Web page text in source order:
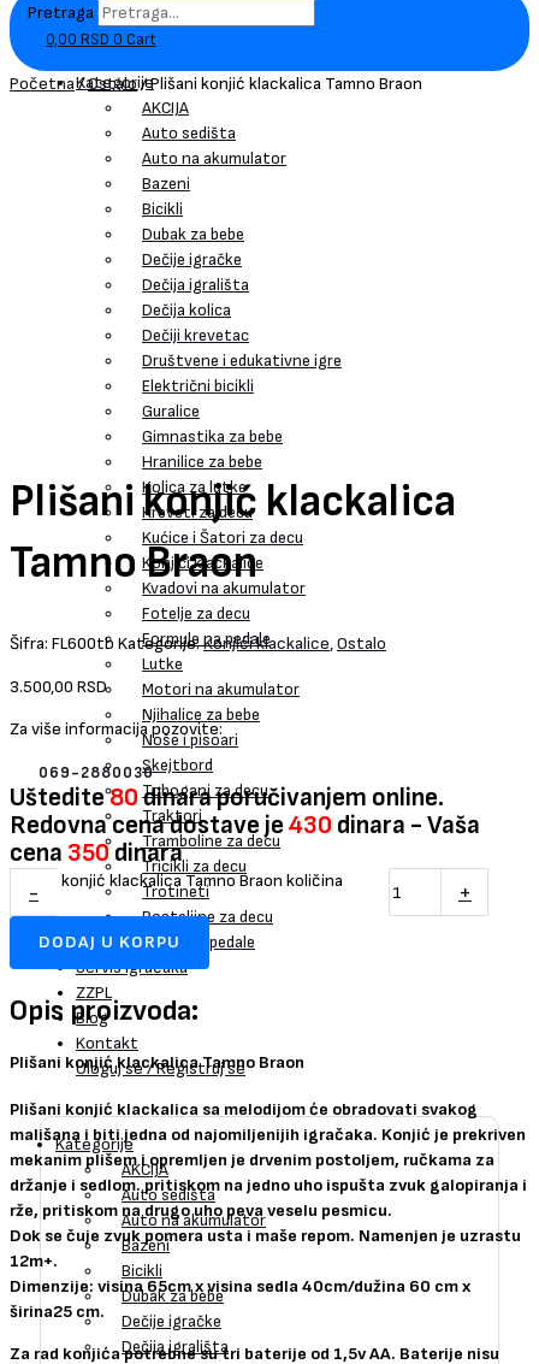
Pretraga
0,00 RSD 0 Cart
Kategorije
AKCIJA
Auto sedišta
Auto na akumulator
Bazeni
Bicikli
Dubak za bebe
Dečije igračke
Dečija igrališta
Dečija kolica
Dečiji krevetac
Društvene i edukativne igre
Električni bicikli
Guralice
Gimnastika za bebe
Hranilice za bebe
Kolica za lutke
Kreveti za decu
Kućice i Šatori za decu
Konjići klackalice
Kvadovi na akumulator
Fotelje za decu
Formule na pedale
Lutke
Motori na akumulator
Njihalice za bebe
Noše i pisoari
Skejtbord
Tobogani za decu
Traktori
Tramboline za decu
Tricikli za decu
Trotineti
Posteljine za decu
Vozila na pedale
Servis Igračaka
ZZPL
Blog
Kontakt
Uloguj se / Registruj se
Kategorije
AKCIJA
Auto sedišta
Auto na akumulator
Bazeni
Bicikli
Dubak za bebe
Dečije igračke
Dečija igrališta
Početna/Ostalo/ Plišani konjić klackalica Tamno Braon
Plišani konjić klackalica
Tamno Braon
Šifra: FL600tb Kategorije:Konjići klackalice,Ostalo
3.500,00 RSD
Za više informacija pozovite:
069-2880030
Uštedite80dinara poručivanjem online.
Redovna cena dostave je430 dinara - Vaša
cena 350dinara
-
Plišani konjić klackalica Tamno Braon količina +
DODAJ U KORPU
Opis proizvoda:
Plišani konjić klackalica Tamno Braon
Plišani konjić klackalica sa melodijom će obradovati svakog
mališana i biti jedna od najomiljenijih igračaka. Konjić je prekriven
mekanim plišem i opremljen je drvenim postoljem, ručkama za
držanje i sedlom. pritiskom na jedno uho ispušta zvuk galopiranja i
rže, pritiskom na drugo uho peva veselu pesmicu.
Dok se čuje zvuk pomera usta i maše repom. Namenjen je uzrastu
12m+.
Dimenzije: visina 65cm x visina sedla 40cm/dužina 60 cm x
širina25 cm.
Za rad konjića potrebne su tri baterije od 1,5v AA. Baterije nisu